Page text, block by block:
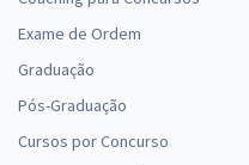
Exame de Ordem
Graduação
Pós-Graduação
Cursos por Concurso